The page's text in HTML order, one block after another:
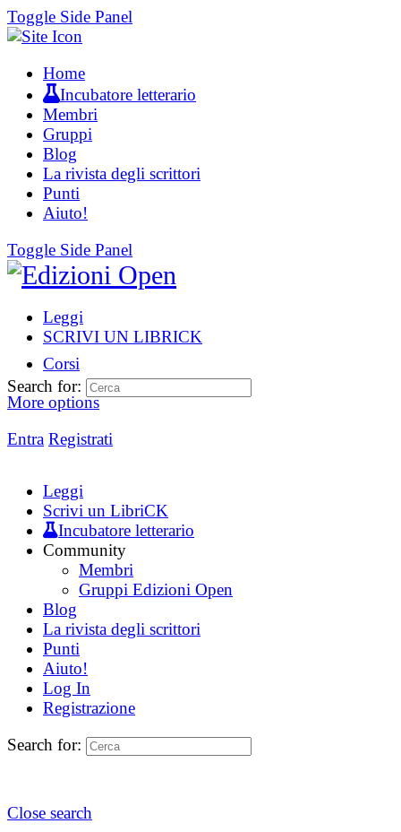
Toggle Side Panel
Home
Incubatore letterario
Membri
Gruppi
Blog
La rivista degli scrittori
Punti
Aiuto!
Toggle Side Panel
Leggi
SCRIVI UN LIBRICK
Corsi
More options
Entra Registrati
Search for:
Leggi
Scrivi un LibriCK
Incubatore letterario
Community
Membri
Gruppi Edizioni Open
Blog
La rivista degli scrittori
Punti
Aiuto!
Log In
Registrazione
Search for:
Close search